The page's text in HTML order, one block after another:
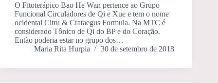
O Fitoterápico Bao He Wan pertence ao Grupo
Funcional Circuladores de Qi e Xue e tem o nome
ocidental Citru & Crataegus Formula. Na MTC é
considerado Tônico de Qi do BP e do Coração.
Então poderia estar no grupo dos…
Maria Rita Hurpia
30 de setembro de 2018